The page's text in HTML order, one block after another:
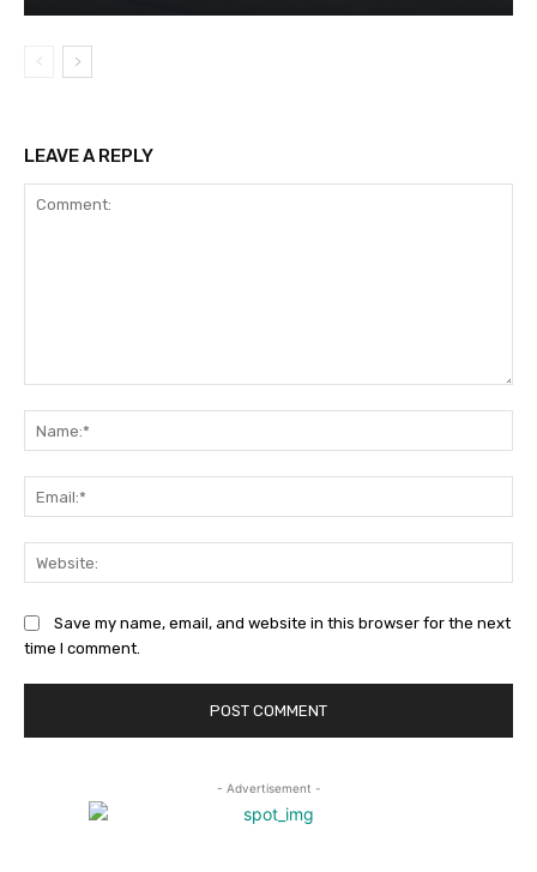
LEAVE A REPLY
Save my name, email, and website in this browser for the next
time I comment.
- Advertisement -